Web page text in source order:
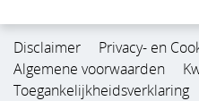
Disclaimer
Privacy- en
Algemene voorwaarden
Toegankelijkheidsverklaring